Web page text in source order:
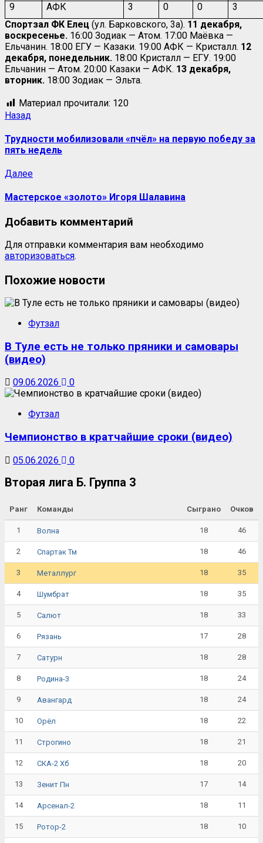
9
АФК 3 0 0
3
Спортзал ФК Елец (ул. Барковского, 3а). 11 декабря,
воскресенье. 16:00 Зодиак — Атом. 17:00 Маёвка —
Ельчанин. 18:00 ЕГУ — Казаки. 19:00 АФК — Кристалл. 12
декабря, понедельник. 18:00 Кристалл — ЕГУ. 19:00
Ельчанин — Атом. 20:00 Казаки — АФК. 13 декабря,
вторник. 18:00 Зодиак — Эльта.
Материал прочитали: 120
Навигация
записи
Назад
Трудности мобилизовали «пчёл» на первую победу за
пять недель
ДалееСледующая
Мастерское «золото» Игоря Шалавина
Добавить комментарий
Для отправки комментария вам необходимо
авторизоваться.
Похожие новости
Футзал
В Туле есть не только пряники и самовары
(видео)
09.06.2026 0
Футзал
Чемпионство в кратчайшие сроки (видео)
05.06.2026 0
Вторая лига Б. Группа 3
Ранг Команды Сыграно Очков
1 Волна 18 46
2 Спартак Тм 18 46
3 Металлург 18 35
4 Шумбрат 18 35
5 Салют 18 33
6 Рязань 17 28
7 Сатурн 18 28
8 Родина-3 18 24
9 Авангард 18 24
10 Орёл 18 22
11 Строгино 18 21
12 СКА-2 Хб 18 20
13 Зенит Пн 17 14
14 Арсенал-2 18 11
15 Ротор-2 18 10